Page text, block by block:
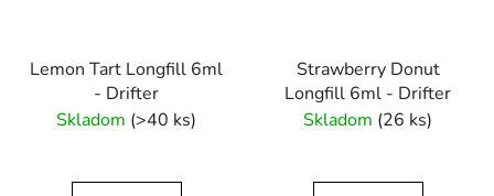
Lemon Tart Longfill 6ml
- Drifter
Skladom (>40 ks)
Strawberry Donut
Longfill 6ml - Drifter
Skladom (26 ks)